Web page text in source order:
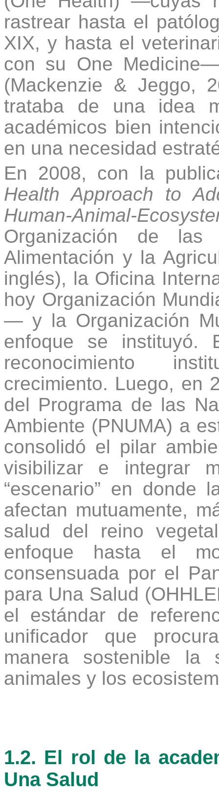
rastrear hasta el
XIX, y hasta el
con su One
(Mackenzie & Jeggo,
trataba de una idea
académicos bien
en una necesidad
En 2008, con la
Health Approach to
Human-Animal-
Organización de
Alimentación y la
inglés), la Oficina
hoy Organización
— y la Organización
enfoque se
reconocimiento
crecimiento. Luego, en
del Programa de las
Ambiente (PNUMA) a
consolidó el pilar
visibilizar e integrar
“escenario” en donde
afectan mutuamente,
salud del reino
enfoque hasta el
consensuada por el
para Una Salud
el estándar de
unificador que
manera sostenible
animales y los
1.2. El rol de la
Una Salud